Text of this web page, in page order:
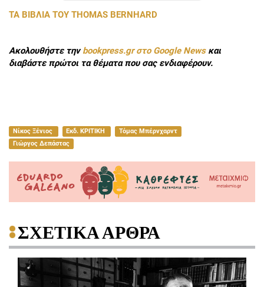
ΤΑ ΒΙΒΛΙΑ ΤΟΥ THOMAS BERNHARD
Ακολουθήστε τηνbookpress.gr στο Google Newsκαι
διαβάστε πρώτοι τα θέματα που σας ενδιαφέρουν.
Νίκος Ξένιος Εκδ. ΚΡΙΤΙΚΗ
Τόμας Μπέρνχαρντ
Γιώργος Δεπάστας
ΣΧΕΤΙΚΑ ΑΡΘΡΑ